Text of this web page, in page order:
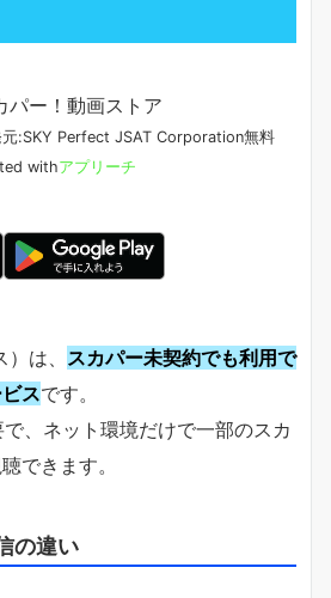
パー！動画ストア
:SKY Perfect JSAT Corporation無料
withアプリーチ
は、 スカパー未契約でも利用で
スです。
、ネット環境だけで一部のスカ
できます。
の違い